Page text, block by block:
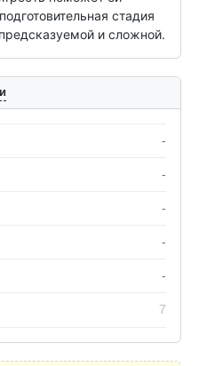
стадия
и сложной.
-
-
-
-
-
7